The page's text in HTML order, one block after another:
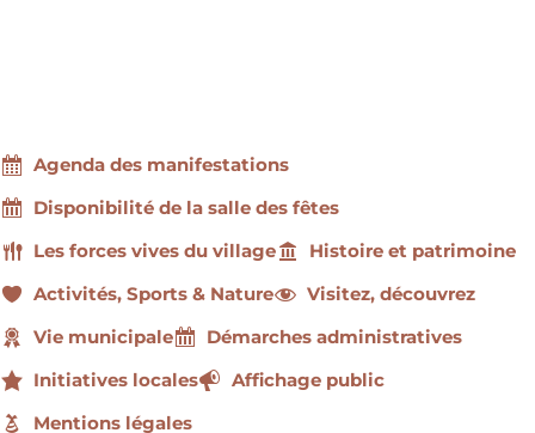
Agenda des manifestations
Disponibilité de la salle des fêtes
Les forces vives du village
Histoire et patrimoine
Activités, Sports & Nature
Visitez, découvrez
Vie municipale
Démarches administratives
Initiatives locales
Affichage public
Mentions légales